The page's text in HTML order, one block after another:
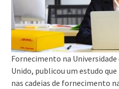
Fornecimento na
Unido, publicou um estudo
nas cadeias de fornecimento